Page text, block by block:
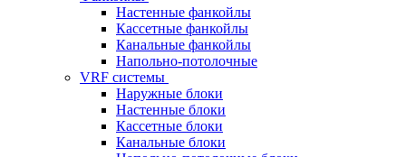
Настенные фанкойлы
Кассетные фанкойлы
Канальные фанкойлы
Напольно-потолочные
VRF системы
Наружные блоки
Настенные блоки
Кассетные блоки
Канальные блоки